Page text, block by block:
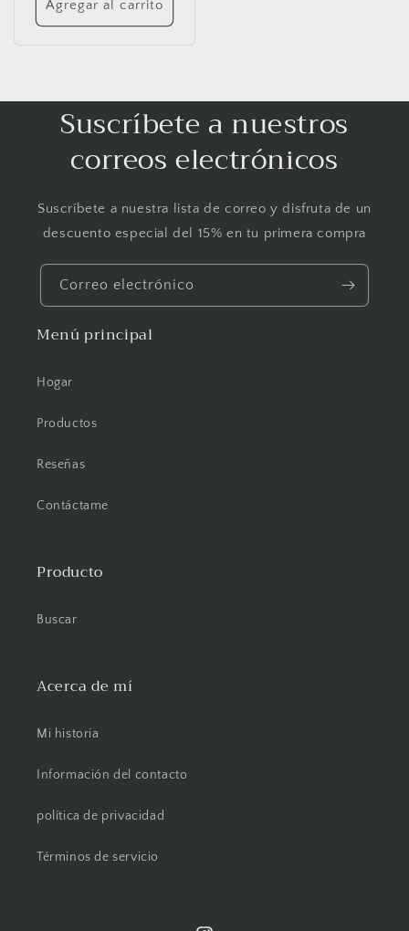
Agregar al carrito
Suscríbete a nuestros
correos electrónicos
Suscríbete a nuestra lista de correo y disfruta de un
descuento especial del 15% en tu primera compra
Correo electrónico
Menú principal
Hogar
Productos
Reseñas
Contáctame
Producto
Buscar
Acerca de mí
Mi historia
Información del contacto
política de privacidad
Términos de servicio